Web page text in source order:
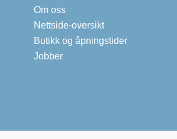
Om oss
Nettside-oversikt
Butikk og åpningstider
Jobber